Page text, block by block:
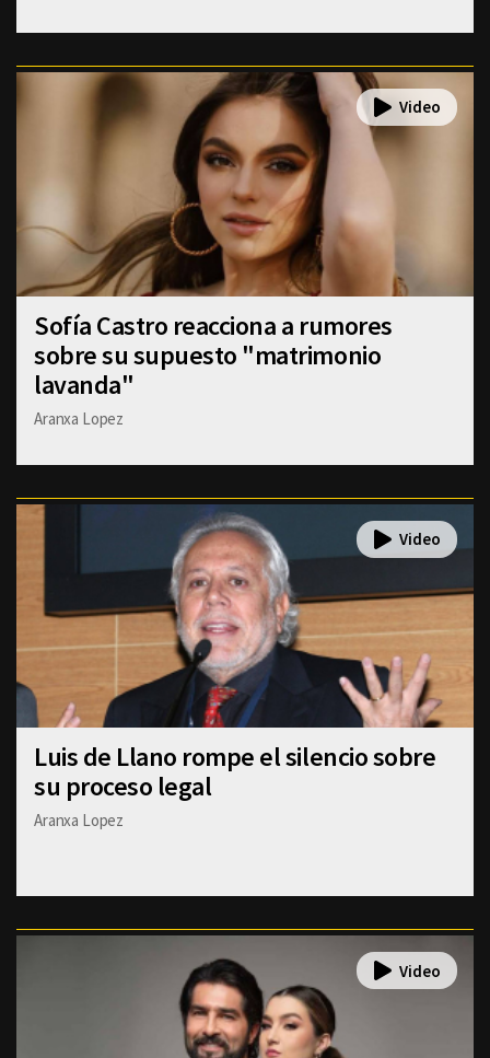
Sofía Castro reacciona a rumores
sobre su supuesto "matrimonio
lavanda"
Aranxa Lopez
Luis de Llano rompe el silencio sobre
su proceso legal
Aranxa Lopez